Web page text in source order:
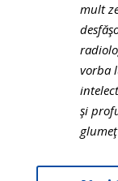
mult
vorba
şi